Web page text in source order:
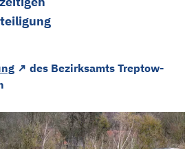
↗ Dieser Link führt zu einer
des Bezirksamts Treptow-